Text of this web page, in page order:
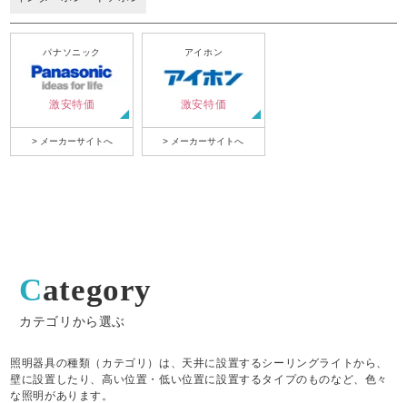
パナソニック
激安特価
> メーカーサイトへ
アイホン
激安特価
> メーカーサイトへ
Category
カテゴリから選ぶ
照明器具の種類（カテゴリ）は、天井に設置するシーリングライトから、
壁に設置したり、高い位置・低い位置に設置するタイプのものなど、色々
な照明があります。